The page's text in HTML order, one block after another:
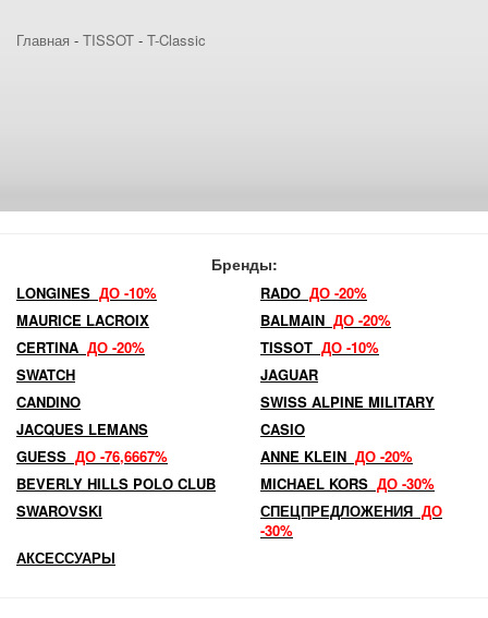
Главная - TISSOT - T-Classic
Бренды:
LONGINES ДО -10% RADO ДО -20%
MAURICE LACROIX
BALMAIN ДО -20%
CERTINA ДО -20% TISSOT ДО -10%
SWATCH
JAGUAR
CANDINO
SWISS ALPINE MILITARY
JACQUES LEMANS
CASIO
GUESS ДО -76,6667% ANNE KLEIN ДО -20%
BEVERLY HILLS POLO CLUB
MICHAEL KORS ДО -30%
SWAROVSKI
СПЕЦПРЕДЛОЖЕНИЯ ДО
-30%
АКСЕССУАРЫ